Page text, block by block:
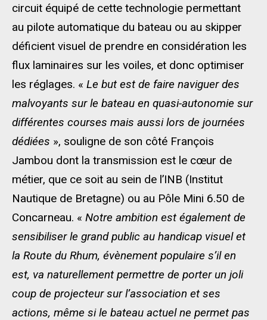
circuit équipé de cette technologie permettant
au pilote automatique du bateau ou au skipper
déficient visuel de prendre en considération les
flux laminaires sur les voiles, et donc optimiser
les réglages. « Le but est de faire naviguer des
malvoyants sur le bateau en quasi-autonomie sur
différentes courses mais aussi lors de journées
dédiées », souligne de son côté François
Jambou dont la transmission est le cœur de
métier, que ce soit au sein de l’INB (Institut
Nautique de Bretagne) ou au Pôle Mini 6.50 de
Concarneau. « Notre ambition est également de
sensibiliser le grand public au handicap visuel et
la Route du Rhum, évènement populaire s’il en
est, va naturellement permettre de porter un joli
coup de projecteur sur l’association et ses
actions, même si le bateau actuel ne permet pas